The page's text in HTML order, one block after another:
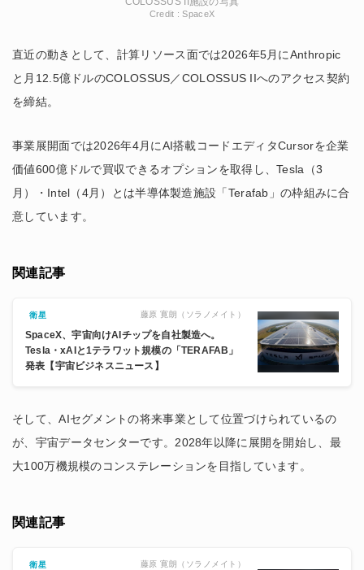
Credit : SpaceX
直近の動きとして、計算リソース面では2026年5月にAnthropic
と月12.5億ドルのCOLOSSUS／COLOSSUS IIへのアクセス契約
を締結。
事業展開面では2026年4月にAI搭載コードエディタCursorを企業
価値600億ドルで買収できるオプションを取得し、Tesla（3
月）・Intel（4月）とは半導体製造施設「Terafab」の枠組みに合
意しています。
関連記事
衛星 藤原 寛朗（ソラノメイト）
SpaceX、宇宙向けAIチップを自社製造へ。
Tesla・xAIと1テラワット規模の「TERAFAB」
発表【宇宙ビジネスニュース】
そして、AIセグメントの将来事業として位置づけられているの
が、宇宙データセンターです。2028年以降に展開を開始し、最
大100万機規模のコンステレーションを目指しています。
関連記事
衛星 藤原 寛朗（ソラノメイト）